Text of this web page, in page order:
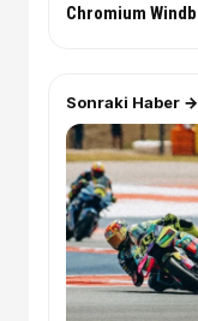
Chromium
Sonraki Haber →